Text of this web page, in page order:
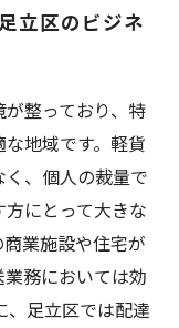
立区のビジネ
整っており、特
地域です。軽貨
、個人の裁量で
にとって大きな
業施設や住宅が
務においては効
、足立区では配達